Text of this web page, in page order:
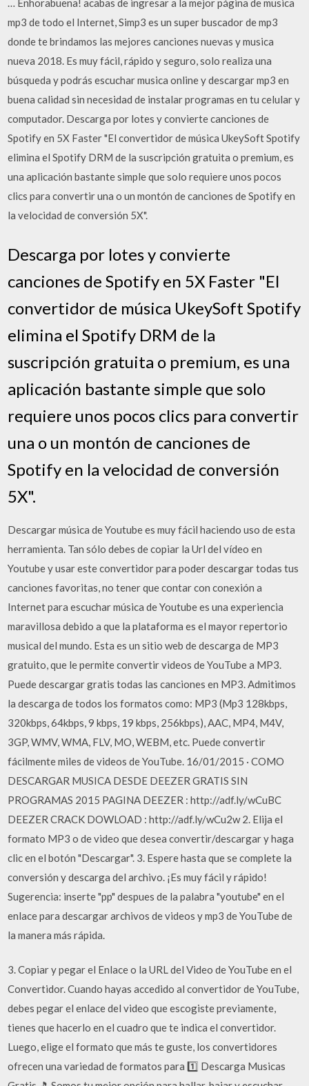
… Enhorabuena! acabas de ingresar a la mejor página de musica
mp3 de todo el Internet, Simp3 es un super buscador de mp3
donde te brindamos las mejores canciones nuevas y musica
nueva 2018. Es muy fácil, rápido y seguro, solo realiza una
búsqueda y podrás escuchar musica online y descargar mp3 en
buena calidad sin necesidad de instalar programas en tu celular y
computador. Descarga por lotes y convierte canciones de
Spotify en 5X Faster "El convertidor de música UkeySoft Spotify
elimina el Spotify DRM de la suscripción gratuita o premium, es
una aplicación bastante simple que solo requiere unos pocos
clics para convertir una o un montón de canciones de Spotify en
la velocidad de conversión 5X".
Descarga por lotes y convierte
canciones de Spotify en 5X Faster "El
convertidor de música UkeySoft Spotify
elimina el Spotify DRM de la
suscripción gratuita o premium, es una
aplicación bastante simple que solo
requiere unos pocos clics para convertir
una o un montón de canciones de
Spotify en la velocidad de conversión
5X".
Descargar música de Youtube es muy fácil haciendo uso de esta
herramienta. Tan sólo debes de copiar la Url del vídeo en
Youtube y usar este convertidor para poder descargar todas tus
canciones favoritas, no tener que contar con conexión a
Internet para escuchar música de Youtube es una experiencia
maravillosa debido a que la plataforma es el mayor repertorio
musical del mundo. Esta es un sitio web de descarga de MP3
gratuito, que le permite convertir videos de YouTube a MP3.
Puede descargar gratis todas las canciones en MP3. Admitimos
la descarga de todos los formatos como: MP3 (Mp3 128kbps,
320kbps, 64kbps, 9 kbps, 19 kbps, 256kbps), AAC, MP4, M4V,
3GP, WMV, WMA, FLV, MO, WEBM, etc. Puede convertir
fácilmente miles de videos de YouTube. 16/01/2015 · COMO
DESCARGAR MUSICA DESDE DEEZER GRATIS SIN
PROGRAMAS 2015 PAGINA DEEZER : http://adf.ly/wCuBC
DEEZER CRACK DOWLOAD : http://adf.ly/wCu2w 2. Elija el
formato MP3 o de video que desea convertir/descargar y haga
clic en el botón "Descargar". 3. Espere hasta que se complete la
conversión y descarga del archivo. ¡Es muy fácil y rápido!
Sugerencia: inserte "pp" despues de la palabra "youtube" en el
enlace para descargar archivos de videos y mp3 de YouTube de
la manera más rápida.
3. Copiar y pegar el Enlace o la URL del Video de YouTube en el
Convertidor. Cuando hayas accedido al convertidor de YouTube,
debes pegar el enlace del video que escogiste previamente,
tienes que hacerlo en el cuadro que te indica el convertidor.
Luego, elige el formato que más te guste, los convertidores
ofrecen una variedad de formatos para 1️⃣ Descarga Musicas